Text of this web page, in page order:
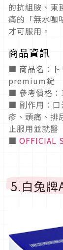
的抗組胺、東
痛的「無水咖
才可服用。
商品資訊
■ 商品名：
premium錠
■ 參考價格：
■ 副作用：口
疹、頭痛、排
止服用並就醫
■ OFFICIAL
5.白兔牌